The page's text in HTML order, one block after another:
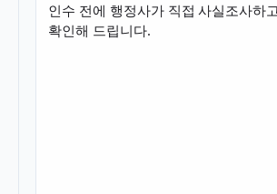
인수 전에 행정사가 직접 사실조사하
확인해 드립니다.